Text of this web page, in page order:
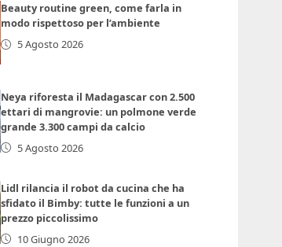
Beauty routine green, come farla in
modo rispettoso per l’ambiente
5 Agosto 2026
Neya riforesta il Madagascar con 2.500
ettari di mangrovie: un polmone verde
grande 3.300 campi da calcio
5 Agosto 2026
Lidl rilancia il robot da cucina che ha
sfidato il Bimby: tutte le funzioni a un
prezzo piccolissimo
10 Giugno 2026